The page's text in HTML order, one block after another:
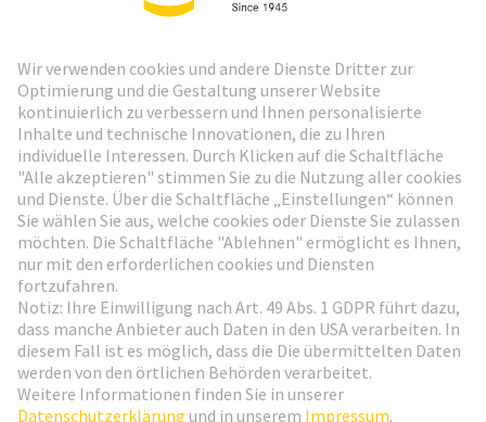
Weiter zur Anmeldung
Social Media
Schweiz Deutsch